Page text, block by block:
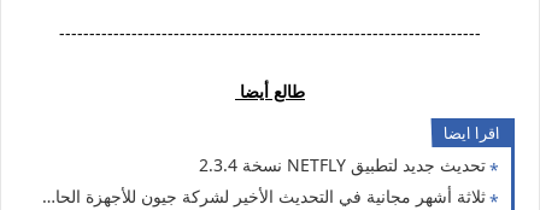
----------------------------------------------------------------------
طالع أيضا
اقرا ايضا
تحديث جديد لتطبيق NETFLY نسخة 2.3.4
ثلاثة أشهر مجانية في التحديث الأخير لشركة جيون للأجهزة الحاملة لسيرفر فانكام نسخة 3.29